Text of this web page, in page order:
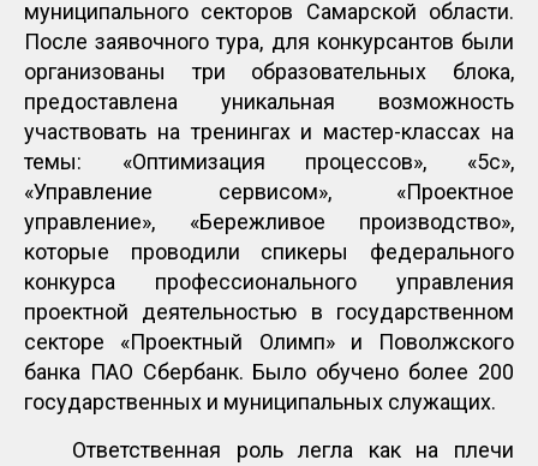
муниципального секторов Самарской области.
После заявочного тура, для конкурсантов были
организованы три образовательных блока,
предоставлена уникальная возможность
участвовать на тренингах и мастер-классах на
темы: «Оптимизация процессов», «5с»,
«Управление сервисом», «Проектное
управление», «Бережливое производство»,
которые проводили спикеры федерального
конкурса профессионального управления
проектной деятельностью в государственном
секторе «Проектный Олимп» и Поволжского
банка ПАО Сбербанк. Было обучено более 200
государственных и муниципальных служащих.
Ответственная роль легла как на плечи